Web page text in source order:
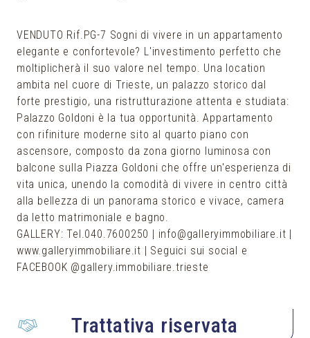
VENDUTO Rif.PG-7 Sogni di vivere in un appartamento
elegante e confortevole? L'investimento perfetto che
moltiplicherà il suo valore nel tempo. Una location
ambita nel cuore di Trieste, un palazzo storico dal
forte prestigio, una ristrutturazione attenta e studiata:
Palazzo Goldoni è la tua opportunità. Appartamento
con rifiniture moderne sito al quarto piano con
ascensore, composto da zona giorno luminosa con
balcone sulla Piazza Goldoni che offre un'esperienza di
vita unica, unendo la comodità di vivere in centro città
alla bellezza di un panorama storico e vivace, camera
da letto matrimoniale e bagno.
GALLERY: Tel.040.7600250 | info@galleryimmobiliare.it |
www.galleryimmobiliare.it | Seguici sui social e
Trattativa riservata